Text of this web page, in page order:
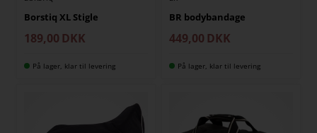
Borstiq XL Stigle
189,00 DKK
På lager, klar til levering
BR bodybandage
449,00 DKK
På lager, klar til levering